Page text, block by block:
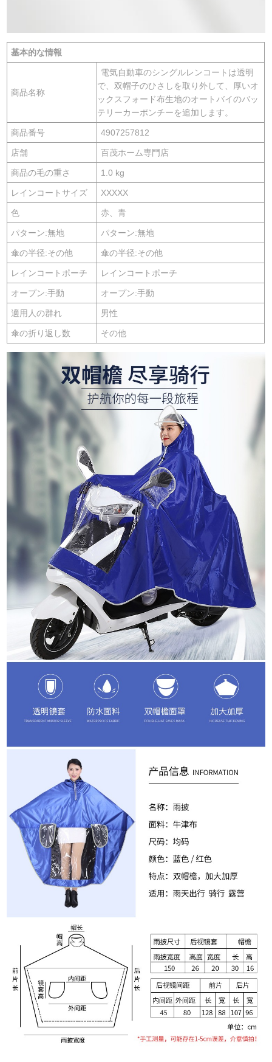
基本的な情報
商品名称
電気自動車のシングルレンコートは透明
で、双帽子のひさしを取り外して、厚いオ
ックスフォード布生地のオートバイのバッ
テリーカーポンチーを追加します。
商品番号 4907257812
店舗 百茂ホーム専門店
商品の毛の重さ 1.0 kg
レインコートサイズ XXXXX
色 赤、青
パターン:無地 パターン:無地
傘の半径:その他 傘の半径:その他
レインコートポーチ レインコートポーチ
オープン:手動 オープン:手動
適用人の群れ 男性
傘の折り返し数 その他